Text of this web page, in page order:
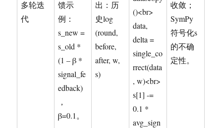
多轮迭
代
馈示
例：
s_new =
s_old *
(1 – β *
signal_fe
edback)
，
β=0.1。
出：历
史log
(round,
before,
after, w,
s)
()<br>
data,
delta =
single_co
rrect(data
, w)<br>
s[1] -=
0.1 *
avg_sign
收敛；
SymPy
符号化s
的不确
定性。